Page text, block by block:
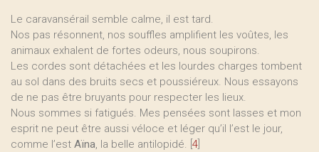
Le caravansérail semble calme, il est tard.
Nos pas résonnent, nos souffles amplifient les voûtes, les
animaux exhalent de fortes odeurs, nous soupirons.
Les cordes sont détachées et les lourdes charges tombent
au sol dans des bruits secs et poussiéreux. Nous essayons
de ne pas être bruyants pour respecter les lieux.
Nous sommes si fatigués. Mes pensées sont lasses et mon
esprit ne peut être aussi véloce et léger qu’il l’est le jour,
comme l’est Aïna, la belle antilopidé. 4